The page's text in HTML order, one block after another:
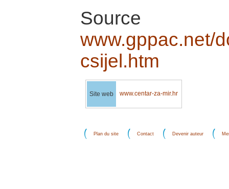
www.gppac.net/
csijel.htm
Site web www.centar-za-mir.hr
Plan du site Contact Devenir auteur